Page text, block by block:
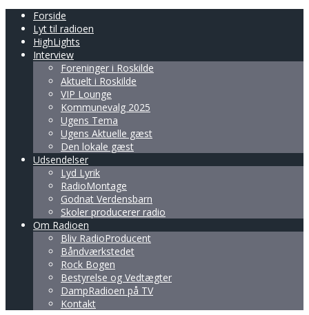
Forside
Lyt til radioen
HighLights
Interview
Foreninger i Roskilde
Aktuelt i Roskilde
VIP Lounge
Kommunevalg 2025
Ugens Tema
Ugens Aktuelle gæst
Den lokale gæst
Udsendelser
Lyd Lyrik
RadioMontage
Godnat Verdensbarn
Skoler producerer radio
Om Radioen
Bliv RadioProducent
Båndværkstedet
Rock Bogen
Bestyrelse og Vedtægter
DampRadioen på TV
Kontakt